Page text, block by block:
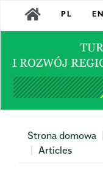
Main
Navigation
Sidebar
PL EN
Strona domowa
Articles